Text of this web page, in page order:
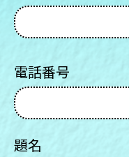
電話番号
題名